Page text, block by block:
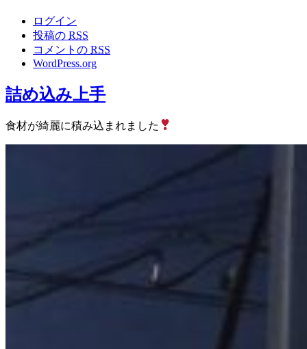
ログイン
投稿の RSS
コメントの RSS
WordPress.org
詰め込み上手
食材が綺麗に積み込まれました